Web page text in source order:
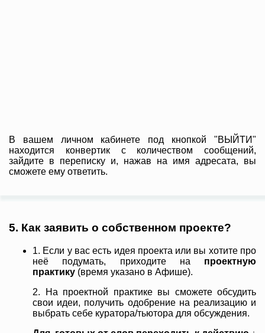
В вашем личном кабинете под кнопкой "ВЫЙТИ"
находится конвертик с количеством сообщений,
зайдите в переписку и, нажав на имя адресата, вы
сможете ему ответить.
5. Как заявить о собственном проекте?
1. Если у вас есть идея проекта или вы хотите про
неё подумать, приходите на проектную
практику (время указано в Афише).
2. На проектной практике вы сможете обсудить
свои идеи, получить одобрение на реализацию и
выбрать себе куратора/тьютора для обсуждения.